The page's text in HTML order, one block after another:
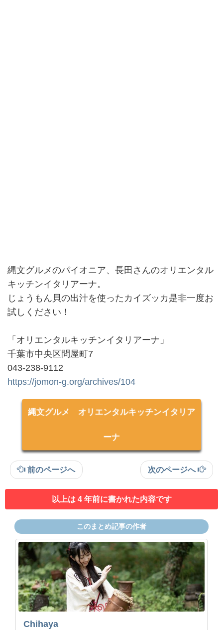
縄文グルメのパイオニア、長田さんのオリエンタル
キッチンイタリアーナ。
じょうもん貝の出汁を使ったカイズッカ是非一度お
試しください！
「オリエンタルキッチンイタリアーナ」
千葉市中央区問屋町7
043-238-9112
https://jomon-g.org/archives/104
縄文グルメ オリエンタルキッチンイタリア
ーナ
前のページへ 次のページへ
以上は 4 年前に書かれた内容です
このまとめ記事の作者
Chihaya